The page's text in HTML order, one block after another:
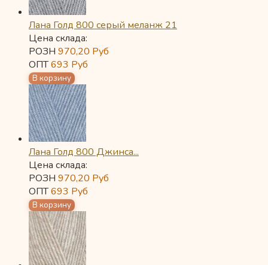
Лана Голд 800 серый меланж 21
Цена склада:
РОЗН 970,20 Руб
ОПТ693 Руб
Лана Голд 800 Джинса...
Цена склада:
РОЗН 970,20 Руб
ОПТ693 Руб